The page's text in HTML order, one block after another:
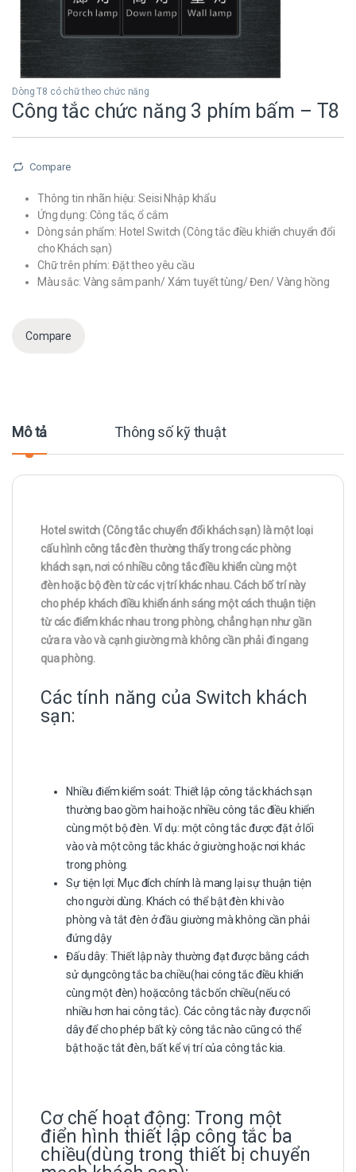
Dòng T8 có chữ theo chức năng
Công tắc chức năng 3 phím bấm – T8
Compare
Thông tin nhãn hiệu: Seisi Nhập khẩu
Ứng dụng: Công tắc, ổ cắm
Dòng sản phẩm: Hotel Switch (Công tắc điều khiển chuyển đổi
cho Khách sạn)
Chữ trên phím: Đặt theo yêu cầu
Màu sắc: Vàng sâm panh/ Xám tuyết tùng/ Đen/ Vàng hồng
Compare
Mô tả Thông số kỹ thuật
Hotel switch (Công tắc chuyển đổi khách sạn) là một loại
cấu hình công tắc đèn thường thấy trong các phòng
khách sạn, nơi có nhiều công tắc điều khiển cùng một
đèn hoặc bộ đèn từ các vị trí khác nhau. Cách bố trí này
cho phép khách điều khiển ánh sáng một cách thuận tiện
từ các điểm khác nhau trong phòng, chẳng hạn như gần
cửa ra vào và cạnh giường mà không cần phải đi ngang
qua phòng.
Các tính năng của Switch khách
sạn:
Nhiều điểm kiểm soát: Thiết lập công tắc khách sạn
thường bao gồm hai hoặc nhiều công tắc điều khiển
cùng một bộ đèn. Ví dụ: một công tắc được đặt ở lối
vào và một công tắc khác ở giường hoặc nơi khác
trong phòng.
Sự tiện lợi: Mục đích chính là mang lại sự thuận tiện
cho người dùng. Khách có thể bật đèn khi vào
phòng và tắt đèn ở đầu giường mà không cần phải
đứng dậy
Đấu dây: Thiết lập này thường đạt được bằng cách
sử dụngcông tắc ba chiều(hai công tắc điều khiển
cùng một đèn) hoặccông tắc bốn chiều(nếu có
nhiều hơn hai công tắc). Các công tắc này được nối
dây để cho phép bất kỳ công tắc nào cũng có thể
bật hoặc tắt đèn, bất kể vị trí của công tắc kia.
Cơ chế hoạt động: Trong một
điển hình thiết lập công tắc ba
chiều(dùng trong thiết bị chuyển